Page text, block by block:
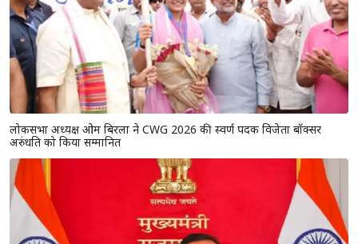
लोकसभा अध्यक्ष ओम बिरला ने CWG 2026 की स्वर्ण पदक विजेता बॉक्सर
अरुंधति को किया सम्मानित